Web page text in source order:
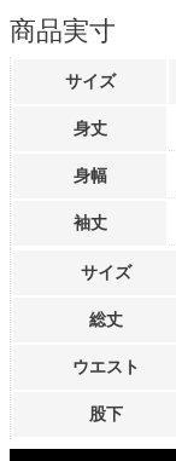
商品実寸
サイズ
身丈
身幅
袖丈
サイズ
総丈
ウエスト
股下